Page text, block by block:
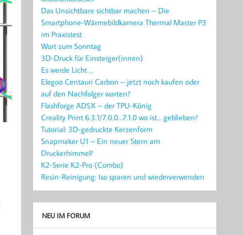
Das Unsichtbare sichtbar machen – Die
Smartphone-Wärmebildkamera Thermal Master P3
im Praxistest
Wort zum Sonntag
3D-Druck für Einsteiger(innen)
Es werde Licht …
Elegoo Centauri Carbon – jetzt noch kaufen oder
auf den Nachfolger warten?
Flashforge AD5X – der TPU-König
Creality Print 6.3.1/7.0.0…7.1.0 wo ist… geblieben?
Tutorial: 3D-gedruckte Kerzenform
Snapmaker U1 – Ein neuer Stern am
Druckerhimmel?
K2-Serie K2-Pro (Combo)
Resin-Reinigung: Iso sparen und wiederverwenden
NEU IM FORUM